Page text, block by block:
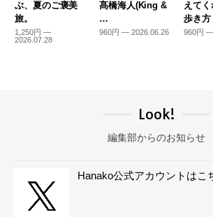
ぶ、夏のご褒美
旅。
1,250円 —
2026.07.28
髙橋海人(King &
…
960円 — 2026.06.26
えて
歩き
960円
Look!
編集部からのお知らせ
Hanako公式アカウントはこ